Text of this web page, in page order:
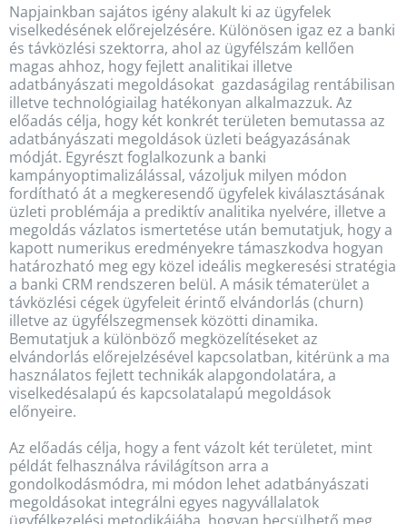
Napjainkban sajátos igény alakult ki az ügyfelek
viselkedésének előrejelzésére. Különösen igaz ez a banki
és távközlési szektorra, ahol az ügyfélszám kellően
magas ahhoz, hogy fejlett analitikai illetve
adatbányászati megoldásokat gazdaságilag rentábilisan
illetve technológiailag hatékonyan alkalmazzuk. Az
előadás célja, hogy két konkrét területen bemutassa az
adatbányászati megoldások üzleti beágyazásának
módját. Egyrészt foglalkozunk a banki
kampányoptimalizálással, vázoljuk milyen módon
fordítható át a megkeresendő ügyfelek kiválasztásának
üzleti problémája a prediktív analitika nyelvére, illetve a
megoldás vázlatos ismertetése után bemutatjuk, hogy a
kapott numerikus eredményekre támaszkodva hogyan
határozható meg egy közel ideális megkeresési stratégia
a banki CRM rendszeren belül. A másik tématerület a
távközlési cégek ügyfeleit érintő elvándorlás (churn)
illetve az ügyfélszegmensek közötti dinamika.
Bemutatjuk a különböző megközelítéseket az
elvándorlás előrejelzésével kapcsolatban, kitérünk a ma
használatos fejlett technikák alapgondolatára, a
viselkedésalapú és kapcsolatalapú megoldások
előnyeire.
Az előadás célja, hogy a fent vázolt két területet, mint
példát felhasználva rávilágítson arra a
gondolkodásmódra, mi módon lehet adatbányászati
megoldásokat integrálni egyes nagyvállalatok